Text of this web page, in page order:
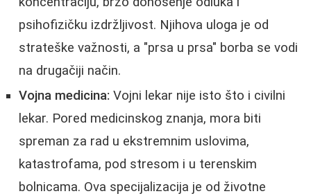
psihofizičku izdržljivost. Njihova uloga je od
strateške važnosti, a "prsa u prsa" borba se vodi
na drugačiji način.
Vojna medicina: Vojni lekar nije isto što i civilni
lekar. Pored medicinskog znanja, mora biti
spreman za rad u ekstremnim uslovima,
katastrofama, pod stresom i u terenskim
bolnicama. Ova specijalizacija je od životne